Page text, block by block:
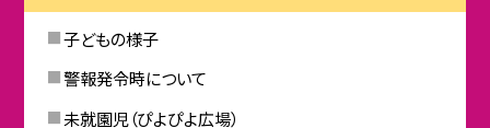
子どもの様子
警報発令時について
未就園児（ぴよぴよ広場）